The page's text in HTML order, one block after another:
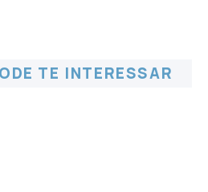
TE INTERESSAR